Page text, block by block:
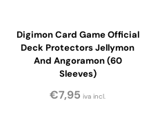
Digimon Card Game Official
Deck Protectors Jellymon
And Angoramon (60
Sleeves)
€7,95 iva incl.